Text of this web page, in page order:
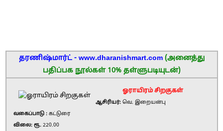
தரணிஷ்மார்ட் - www.dharanishmart.com (அனைத்து
பதிப்பக நூல்கள் 10% தள்ளுபடியுடன்)
ஓராயிரம் சிறகுகள்
ஆசிரியர்: வெ. இறையன்பு
வகைப்பாடு : கட்டுரை
விலை: ரூ. 220.00